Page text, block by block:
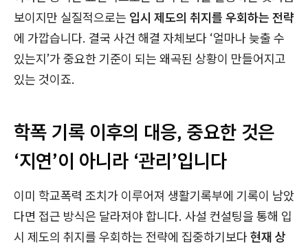
보이지만 실질적으로는 입시 제도의 취지를 우회하는 전략
에 가깝습니다. 결국 사건 해결 자체보다 ‘얼마나 늦출 수
있는지’가 중요한 기준이 되는 왜곡된 상황이 만들어지고
있는 것이죠.
학폭 기록 이후의 대응, 중요한 것은
‘지연’이 아니라 ‘관리’입니다
이미 학교폭력 조치가 이루어져 생활기록부에 기록이 남았
다면 접근 방식은 달라져야 합니다. 사설 컨설팅을 통해 입
시 제도의 취지를 우회하는 전략에 집중하기보다현재 상